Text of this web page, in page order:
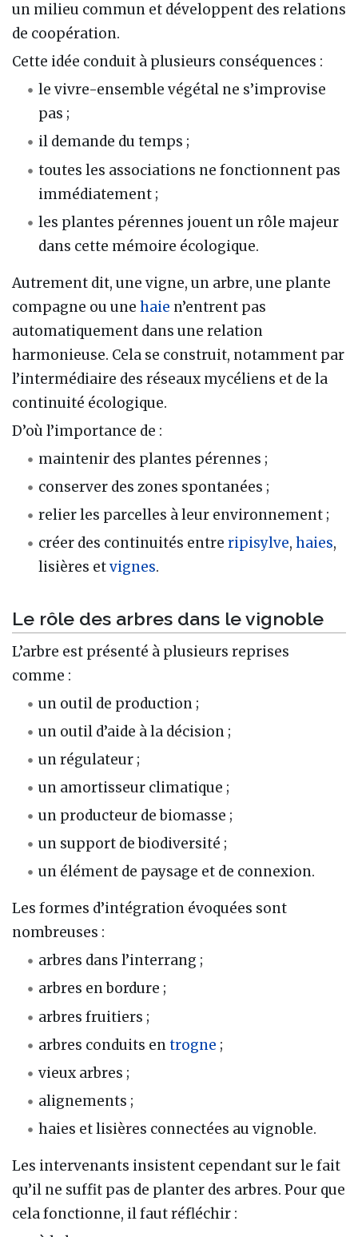
un milieu commun et développent des relations
de coopération.
Cette idée conduit à plusieurs conséquences :
le vivre-ensemble végétal ne s’improvise
pas ;
il demande du temps ;
toutes les associations ne fonctionnent pas
immédiatement ;
les plantes pérennes jouent un rôle majeur
dans cette mémoire écologique.
Autrement dit, une vigne, un arbre, une plante
compagne ou une haie n’entrent pas
automatiquement dans une relation
harmonieuse. Cela se construit, notamment par
l’intermédiaire des réseaux mycéliens et de la
continuité écologique.
D’où l’importance de :
maintenir des plantes pérennes ;
conserver des zones spontanées ;
relier les parcelles à leur environnement ;
créer des continuités entreripisylve,haies,
lisières etvignes.
Le rôle des arbres dans le vignoble
L’arbre est présenté à plusieurs reprises
comme :
un outil de production ;
un outil d’aide à la décision ;
un régulateur ;
un amortisseur climatique ;
un producteur de biomasse ;
un support de biodiversité ;
un élément de paysage et de connexion.
Les formes d’intégration évoquées sont
nombreuses :
arbres dans l’interrang ;
arbres en bordure ;
arbres fruitiers ;
arbres conduits entrogne ;
vieux arbres ;
alignements ;
haies et lisières connectées au vignoble.
Les intervenants insistent cependant sur le fait
qu’il ne suffit pas de planter des arbres. Pour que
cela fonctionne, il faut réfléchir :